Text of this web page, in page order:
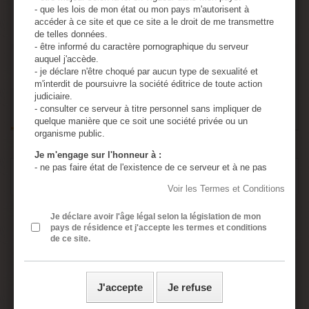
Ajouter au panier
EN SAVOIR PLUS
Cage de chasteté avec
sonde ou plug d’urètre
Stainless steel male chastity cage chastity device urethral sound
penis plug chastity belt
- que les lois de mon état ou mon pays m'autorisent à
accéder à ce site et que ce site a le droit de me transmettre
de telles données.
- être informé du caractère pornographique du serveur
auquel j'accède.
- je déclare n'être choqué par aucun type de sexualité et
m'interdit de poursuivre la société éditrice de toute action
judiciaire.
- consulter ce serveur à titre personnel sans impliquer de
quelque manière que ce soit une société privée ou un
organisme public.
Je m'engage sur l'honneur à :
- ne pas faire état de l'existence de ce serveur et à ne pas
- utiliser tous les moyens permettant d'empêcher l'accès de
- assumer ma responsabilité, si un mineur accède à ce
serveur à cause de négligences de ma part : absence de
protection de l'ordinateur personnel, absence de logiciel de
- j’ai lu, compris et accepte sans réserve les conditions
générales rédigées en français même si j’ai usage d’un
Voir les Termes et Conditions
Je déclare avoir l'âge légal selon la législation de mon
pays de résidence et j'accepte les termes et conditions
de ce site.
J'accepte Je refuse